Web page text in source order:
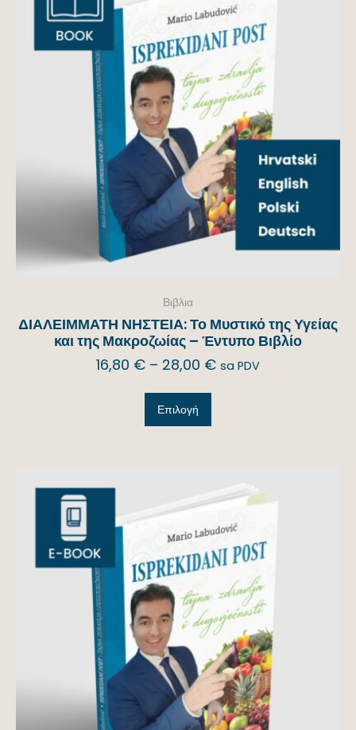
Βιβλια
ΔΙΑΛΕΙΜΜΑΤΗ ΝΗΣΤΕΙΑ: Το Μυστικό της Υγείας
και της Μακροζωίας – Έντυπο Βιβλίο
16,80 € – 28,00 € sa PDV
Επιλογή